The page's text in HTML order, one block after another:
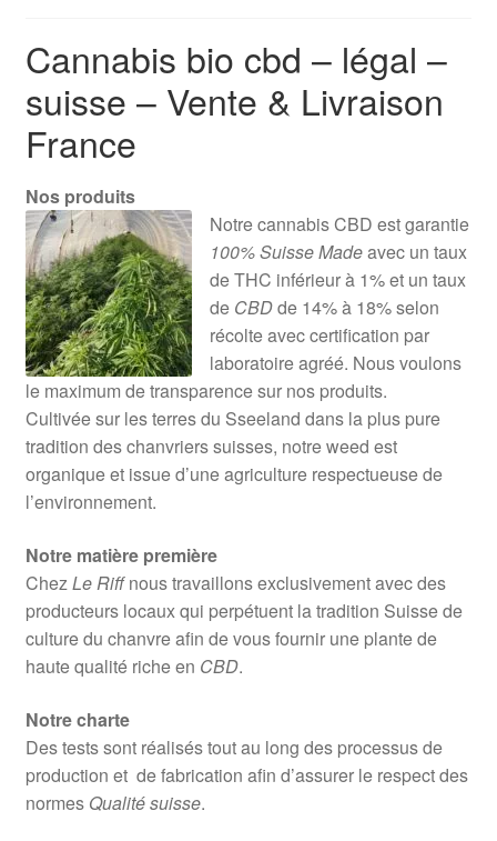
Cannabis bio cbd – légal –
suisse – Vente & Livraison
France
Nos produits
Notre cannabis CBD est garantie
100% Suisse Madeavec un taux
de THC inférieur à 1% et un taux
deCBDde 14% à 18% selon
récolte avec certification par
laboratoire agréé. Nous voulons
le maximum de transparence sur nos produits.
Cultivée sur les terres du Sseeland dans la plus pure
tradition des chanvriers suisses, notre weed est
organique et issue d’une agriculture respectueuse de
l’environnement.
Notre matière première
ChezLe Riffnous travaillons exclusivement avec des
producteurs locaux qui perpétuent la tradition Suisse de
culture du chanvre afin de vous fournir une plante de
haute qualité riche en CBD.
Notre charte
Des tests sont réalisés tout au long des processus de
production et de fabrication afin d’assurer le respect des
normes Qualité suisse.